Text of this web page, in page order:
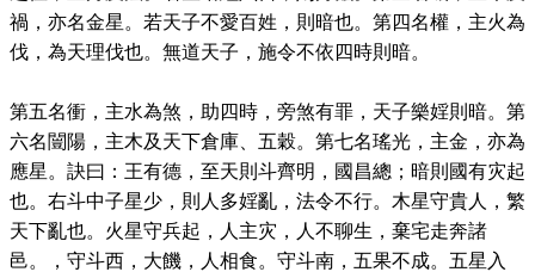
禍，亦名金星。若天子不愛百姓，則暗也。第四名權，主火為
伐，為天理伐也。無道天子，施令不依四時則暗。
第五名衝，主水為煞，助四時，旁煞有罪，天子樂婬則暗。第
六名闓陽，主木及天下倉庫、五穀。第七名瑤光，主金，亦為
應星。訣曰：王有德，至天則斗齊明，國昌總；暗則國有灾起
也。右斗中子星少，則人多婬亂，法令不行。木星守貴人，繁
天下亂也。火星守兵起，人主灾，人不聊生，棄宅走奔諸
邑。，守斗西，大饑，人相食。守斗南，五果不成。五星入